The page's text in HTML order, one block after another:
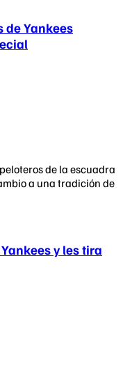
de Yankees
de la escuadra
a una tradición de
y les tira